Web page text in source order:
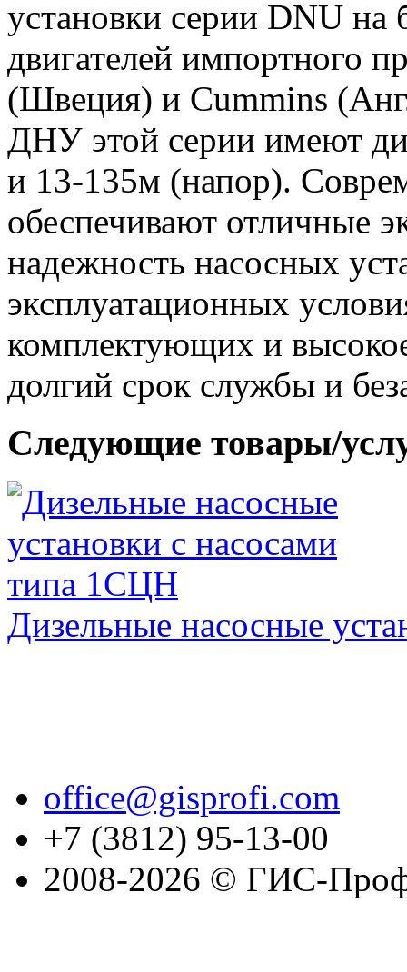
установки серии DNU на
двигателей импортного
(Швеция) и Cummins
ДНУ этой серии имеют
и 13-135м (напор).
обеспечивают отличные
надежность насосных
эксплуатационных
комплектующих и
долгий срок службы и
Следующие товары/
Дизельные насосные
office@gisprofi.com
+7 (3812) 95-13-00
2008-2026 © ГИС-